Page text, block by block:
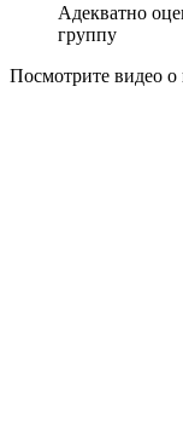
Адекватно
группу
Посмотрите видео о